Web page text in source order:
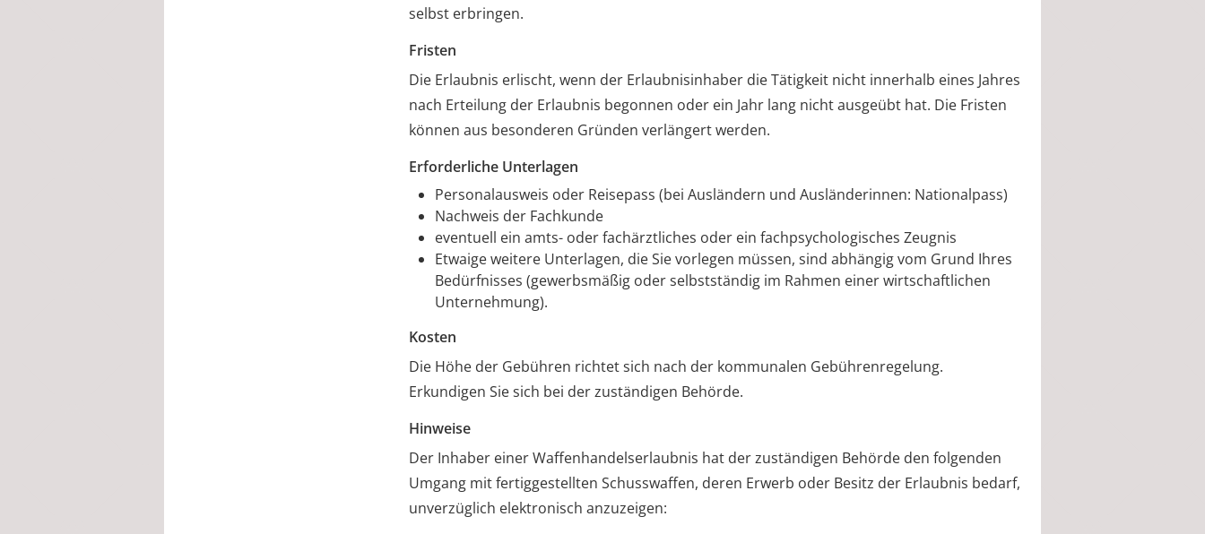
selbst erbringen.
Fristen
Die Erlaubnis erlischt, wenn der Erlaubnisinhaber die Tätigkeit nicht innerhalb eines Jahres
nach Erteilung der Erlaubnis begonnen oder ein Jahr lang nicht ausgeübt hat. Die Fristen
können aus besonderen Gründen verlängert werden.
Erforderliche Unterlagen
Personalausweis oder Reisepass (bei Ausländern und Ausländerinnen: Nationalpass)
Nachweis der Fachkunde
eventuell ein amts- oder fachärztliches oder ein fachpsychologisches Zeugnis
Etwaige weitere Unterlagen, die Sie vorlegen müssen, sind abhängig vom Grund Ihres
Bedürfnisses (gewerbsmäßig oder selbstständig im Rahmen einer wirtschaftlichen
Unternehmung).
Kosten
Die Höhe der Gebühren richtet sich nach der kommunalen Gebührenregelung.
Erkundigen Sie sich bei der zuständigen Behörde.
Hinweise
Der Inhaber einer Waffenhandelserlaubnis hat der zuständigen Behörde den folgenden
Umgang mit fertiggestellten Schusswaffen, deren Erwerb oder Besitz der Erlaubnis bedarf,
unverzüglich elektronisch anzuzeigen: